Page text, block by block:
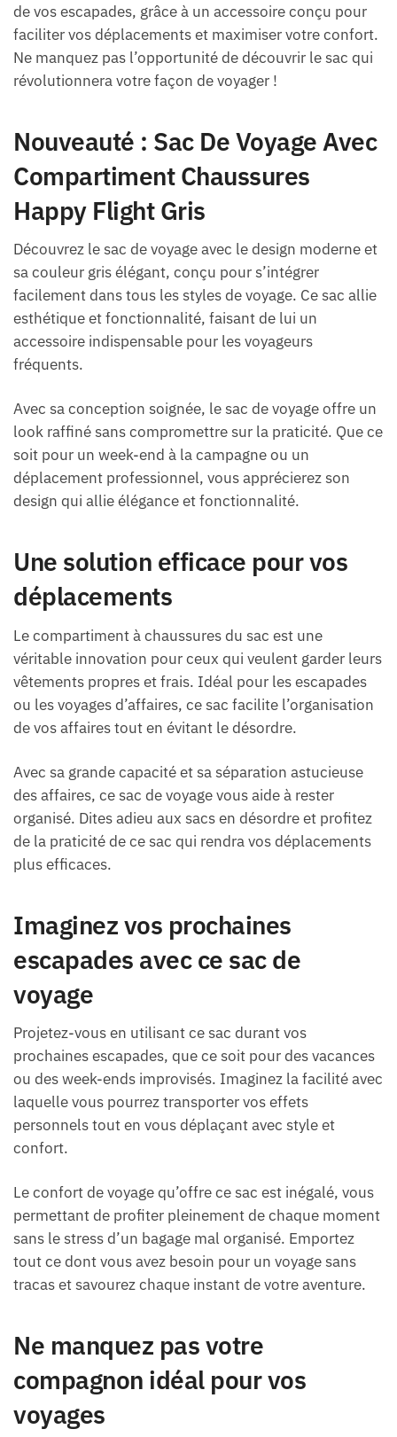
de vos escapades, grâce à un accessoire conçu pour
faciliter vos déplacements et maximiser votre confort.
Ne manquez pas l’opportunité de découvrir le sac qui
révolutionnera votre façon de voyager !
Nouveauté : Sac De Voyage Avec
Compartiment Chaussures
Happy Flight Gris
Découvrez le sac de voyage avec le design moderne et
sa couleur gris élégant, conçu pour s’intégrer
facilement dans tous les styles de voyage. Ce sac allie
esthétique et fonctionnalité, faisant de lui un
accessoire indispensable pour les voyageurs
fréquents.
Avec sa conception soignée, le sac de voyage offre un
look raffiné sans compromettre sur la praticité. Que ce
soit pour un week-end à la campagne ou un
déplacement professionnel, vous apprécierez son
design qui allie élégance et fonctionnalité.
Une solution efficace pour vos
déplacements
Le compartiment à chaussures du sac est une
véritable innovation pour ceux qui veulent garder leurs
vêtements propres et frais. Idéal pour les escapades
ou les voyages d’affaires, ce sac facilite l’organisation
de vos affaires tout en évitant le désordre.
Avec sa grande capacité et sa séparation astucieuse
des affaires, ce sac de voyage vous aide à rester
organisé. Dites adieu aux sacs en désordre et profitez
de la praticité de ce sac qui rendra vos déplacements
plus efficaces.
Imaginez vos prochaines
escapades avec ce sac de
voyage
Projetez-vous en utilisant ce sac durant vos
prochaines escapades, que ce soit pour des vacances
ou des week-ends improvisés. Imaginez la facilité avec
laquelle vous pourrez transporter vos effets
personnels tout en vous déplaçant avec style et
confort.
Le confort de voyage qu’offre ce sac est inégalé, vous
permettant de profiter pleinement de chaque moment
sans le stress d’un bagage mal organisé. Emportez
tout ce dont vous avez besoin pour un voyage sans
tracas et savourez chaque instant de votre aventure.
Ne manquez pas votre
compagnon idéal pour vos
voyages